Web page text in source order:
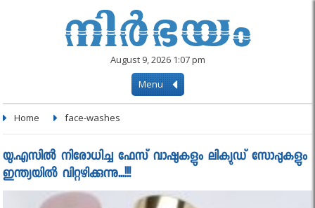
August 9, 2026 1:07 pm
Menu
Home face-washes
യു.എസില്‍ നിരോധിച്ച ഫേസ് വാഷുകളും ലിക്യുഡ് സോപ്പുകളും
ഇന്ത്യയില്‍ വിറ്റഴിക്കുന്നു...!!!